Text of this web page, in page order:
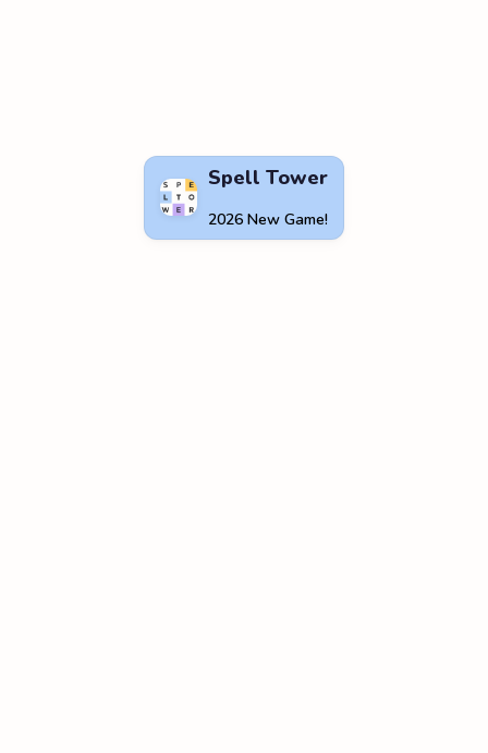
Spell Tower
2026 New Game!